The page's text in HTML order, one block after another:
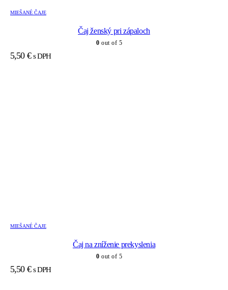
MIEŠANÉ ČAJE
Čaj ženský pri zápaloch
0 out of 5
5,50 € s DPH
MIEŠANÉ ČAJE
Čaj na zníženie prekyslenia
0 out of 5
5,50 € s DPH